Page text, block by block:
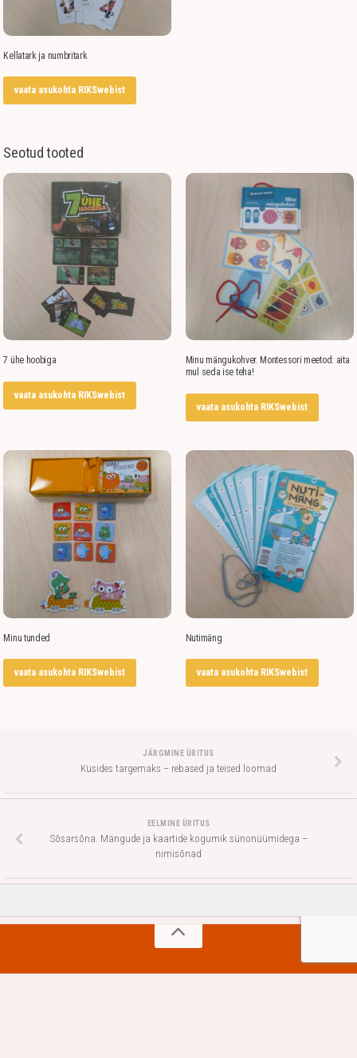
Kellatark ja numbritark
vaata asukohta RIKSwebist
Seotud tooted
7 ühe hoobiga
vaata asukohta RIKSwebist
Minu mängukohver. Montessori meetod: aita
mul seda ise teha!
vaata asukohta RIKSwebist
Minu tunded
vaata asukohta RIKSwebist
Nutimäng
vaata asukohta RIKSwebist
JÄRGMINE ÜRITUS
Küsides targemaks – rebased ja teised loomad
EELMINE ÜRITUS
Sõsarsõna. Mängude ja kaartide kogumik sünonüümidega –
nimisõnad
Tallinna 6, 93819, Kuressaare linn, Saaremaa vald | Tel +372 45 20